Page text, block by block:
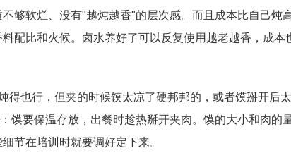
够软烂、没有"越炖越香"的层次感。而且成本比自己炖
配比和火候。卤水养好了可以反复使用越老越香，成本
得也行，但夹的时候馍太凉了硬邦邦的，或者馍掰开后
：馍要保温存放，出餐时趁热掰开夹肉。馍的大小和肉的
节在培训时就要调好定下来。